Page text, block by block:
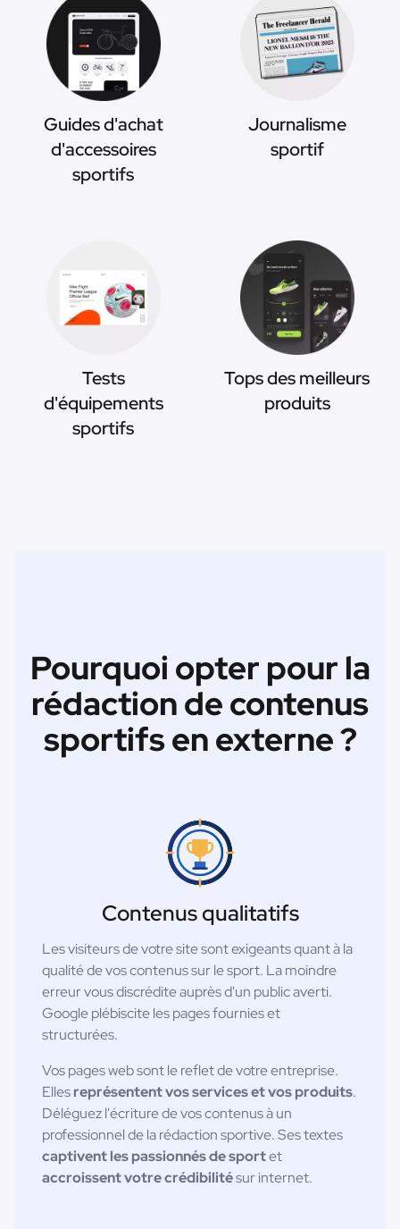
Guides d'achat
d'accessoires
sportifs
Journalisme
sportif
Tests
d'équipements
sportifs
Tops des meilleurs
produits
Pourquoi opter pour la
rédaction de contenus
sportifs en externe ?
Contenus qualitatifs
Les visiteurs de votre site sont exigeants quant à la
qualité de vos contenus sur le sport. La moindre
erreur vous discrédite auprès d'un public averti.
Google plébiscite les pages fournies et
structurées.
Vos pages web sont le reflet de votre entreprise.
Ellesreprésentent vos services et vos produits.
Déléguez l'écriture de vos contenus à un
professionnel de la rédaction sportive. Ses textes
captivent les passionnés de sportet
accroissent votre crédibilitésur internet.